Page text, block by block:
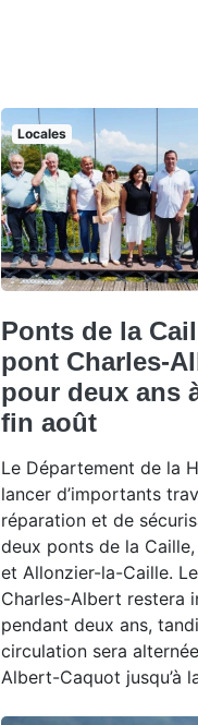
Locales
Ponts de la
pont Charles-
pour deux ans
fin août
Le Département de la
lancer d’importants
réparation et de
deux ponts de la
et Allonzier-la-Caille.
Charles-Albert restera
pendant deux ans,
circulation sera
Albert-Caquot jusqu’à